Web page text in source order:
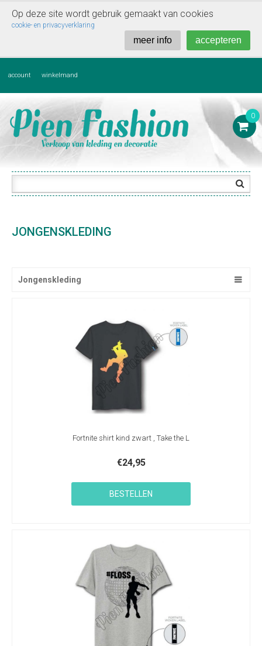
Op deze site wordt gebruik gemaakt van cookies
cookie- en privacyverklaring
accepteren
meer info
account winkelmand

0
JONGENSKLEDING
Jongenskleding
Fortnite shirt kind zwart , Take the L
€24,95
BESTELLEN